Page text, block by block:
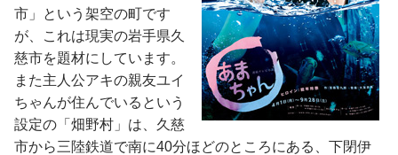
市」という架空の町です
が、これは現実の岩手県久
慈市を題材にしています。
また主人公アキの親友ユイ
ちゃんが住んでいるという
設定の「畑野村」は、久慈
市から三陸鉄道で南に40分ほどのところにある、下閉伊